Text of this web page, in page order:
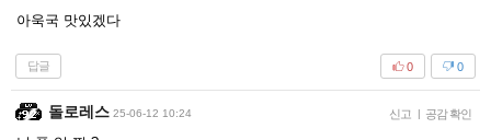
아욱국 맛있겠다
답글 0
0
돌로레스 25-06-12 10:24 신고 | 공감 확인